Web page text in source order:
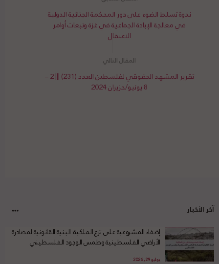
ندوة تسلط الضوء على دور المحكمة الجنائية الدولية
في معالجة الإبادة الجماعية في غزة وتبعات أوامر
الاعتقال
تقرير المشهد الحقوقي لفلسطين العدد (231) ||| 2 –
8 يونيو/حزيران 2024
آخر الأخبار
إضفاء المشروعية على نزع الملكية: البنية القانونية لمصادرة
الأراضي الفلسطينية وطمس الوجود الفلسطيني
يوليو 29, 2026